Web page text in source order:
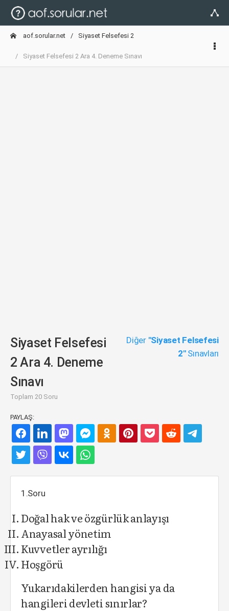
aof.sorular.net Siyaset Felsefesi 2
Siyaset Felsefesi 2 Ara 4. Deneme Sınavı
Siyaset Felsefesi
2 Ara 4. Deneme
Sınavı
Toplam 20 Soru
Diğer "Siyaset Felsefesi
2"Sınavları
PAYLAŞ:
1.Soru
Doğal hak ve özgürlük anlayışı
Anayasal yönetim
Kuvvetler ayrılığı
Hoşgörü
Yukarıdakilerden hangisi ya da
hangileri devleti sınırlar?